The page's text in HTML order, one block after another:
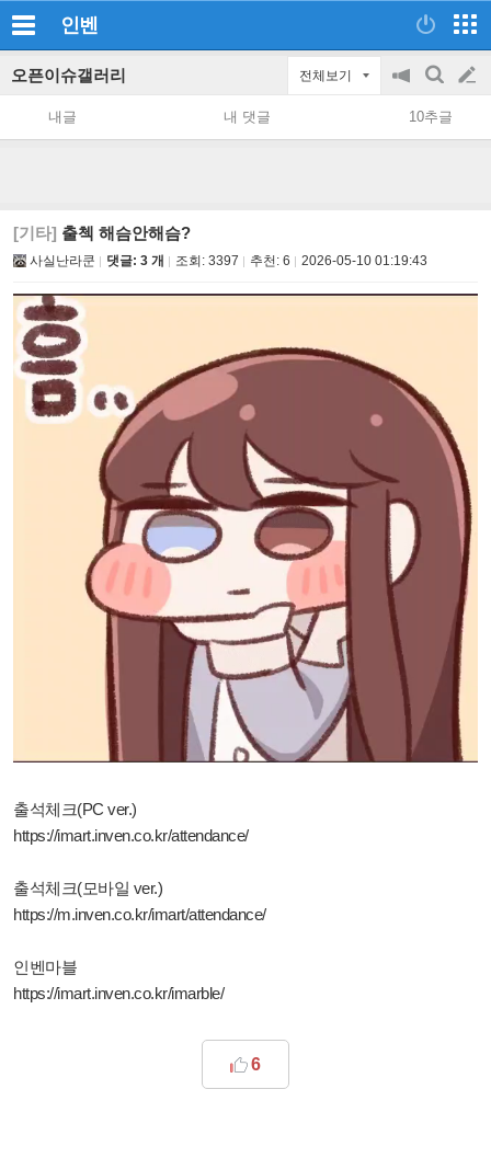
인벤
오픈이슈갤러리 전체보기
공
지
on/off
검
색
글
쓰
내글 내 댓글 10추글
[기타] 출첵 해슴안해슴?
사실난라쿤 댓글: 3 개 조회: 3397 추천: 6 2026-05-10 01:19:43
출석체크(PC ver.)
https://imart.inven.co.kr/attendance/
출석체크(모바일 ver.)
https://m.inven.co.kr/imart/attendance/
인벤마블
https://imart.inven.co.kr/imarble/
6